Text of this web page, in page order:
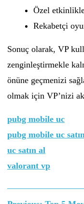
Özel
Rekabetçi
Sonuç olarak, VP
zenginleştirmekle
önüne geçmenizi
olmak için VP’nizi
pubg mobile uc
pubg mobile uc
uc satın al
valorant vp